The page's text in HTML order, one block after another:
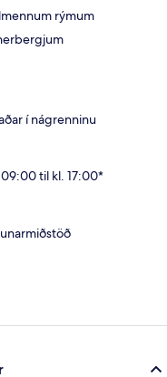
rýmum
í nágrenninu
til kl. 17:00*